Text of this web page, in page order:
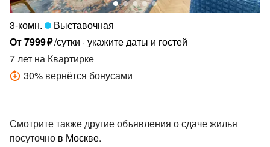
3-комн.
Выставочная
От7999₽/сутки укажите даты и гостей
7 лет на Квартирке
30% вернётся бонусами
Смотрите также другие объявления о сдаче жилья
посуточно в Москве.